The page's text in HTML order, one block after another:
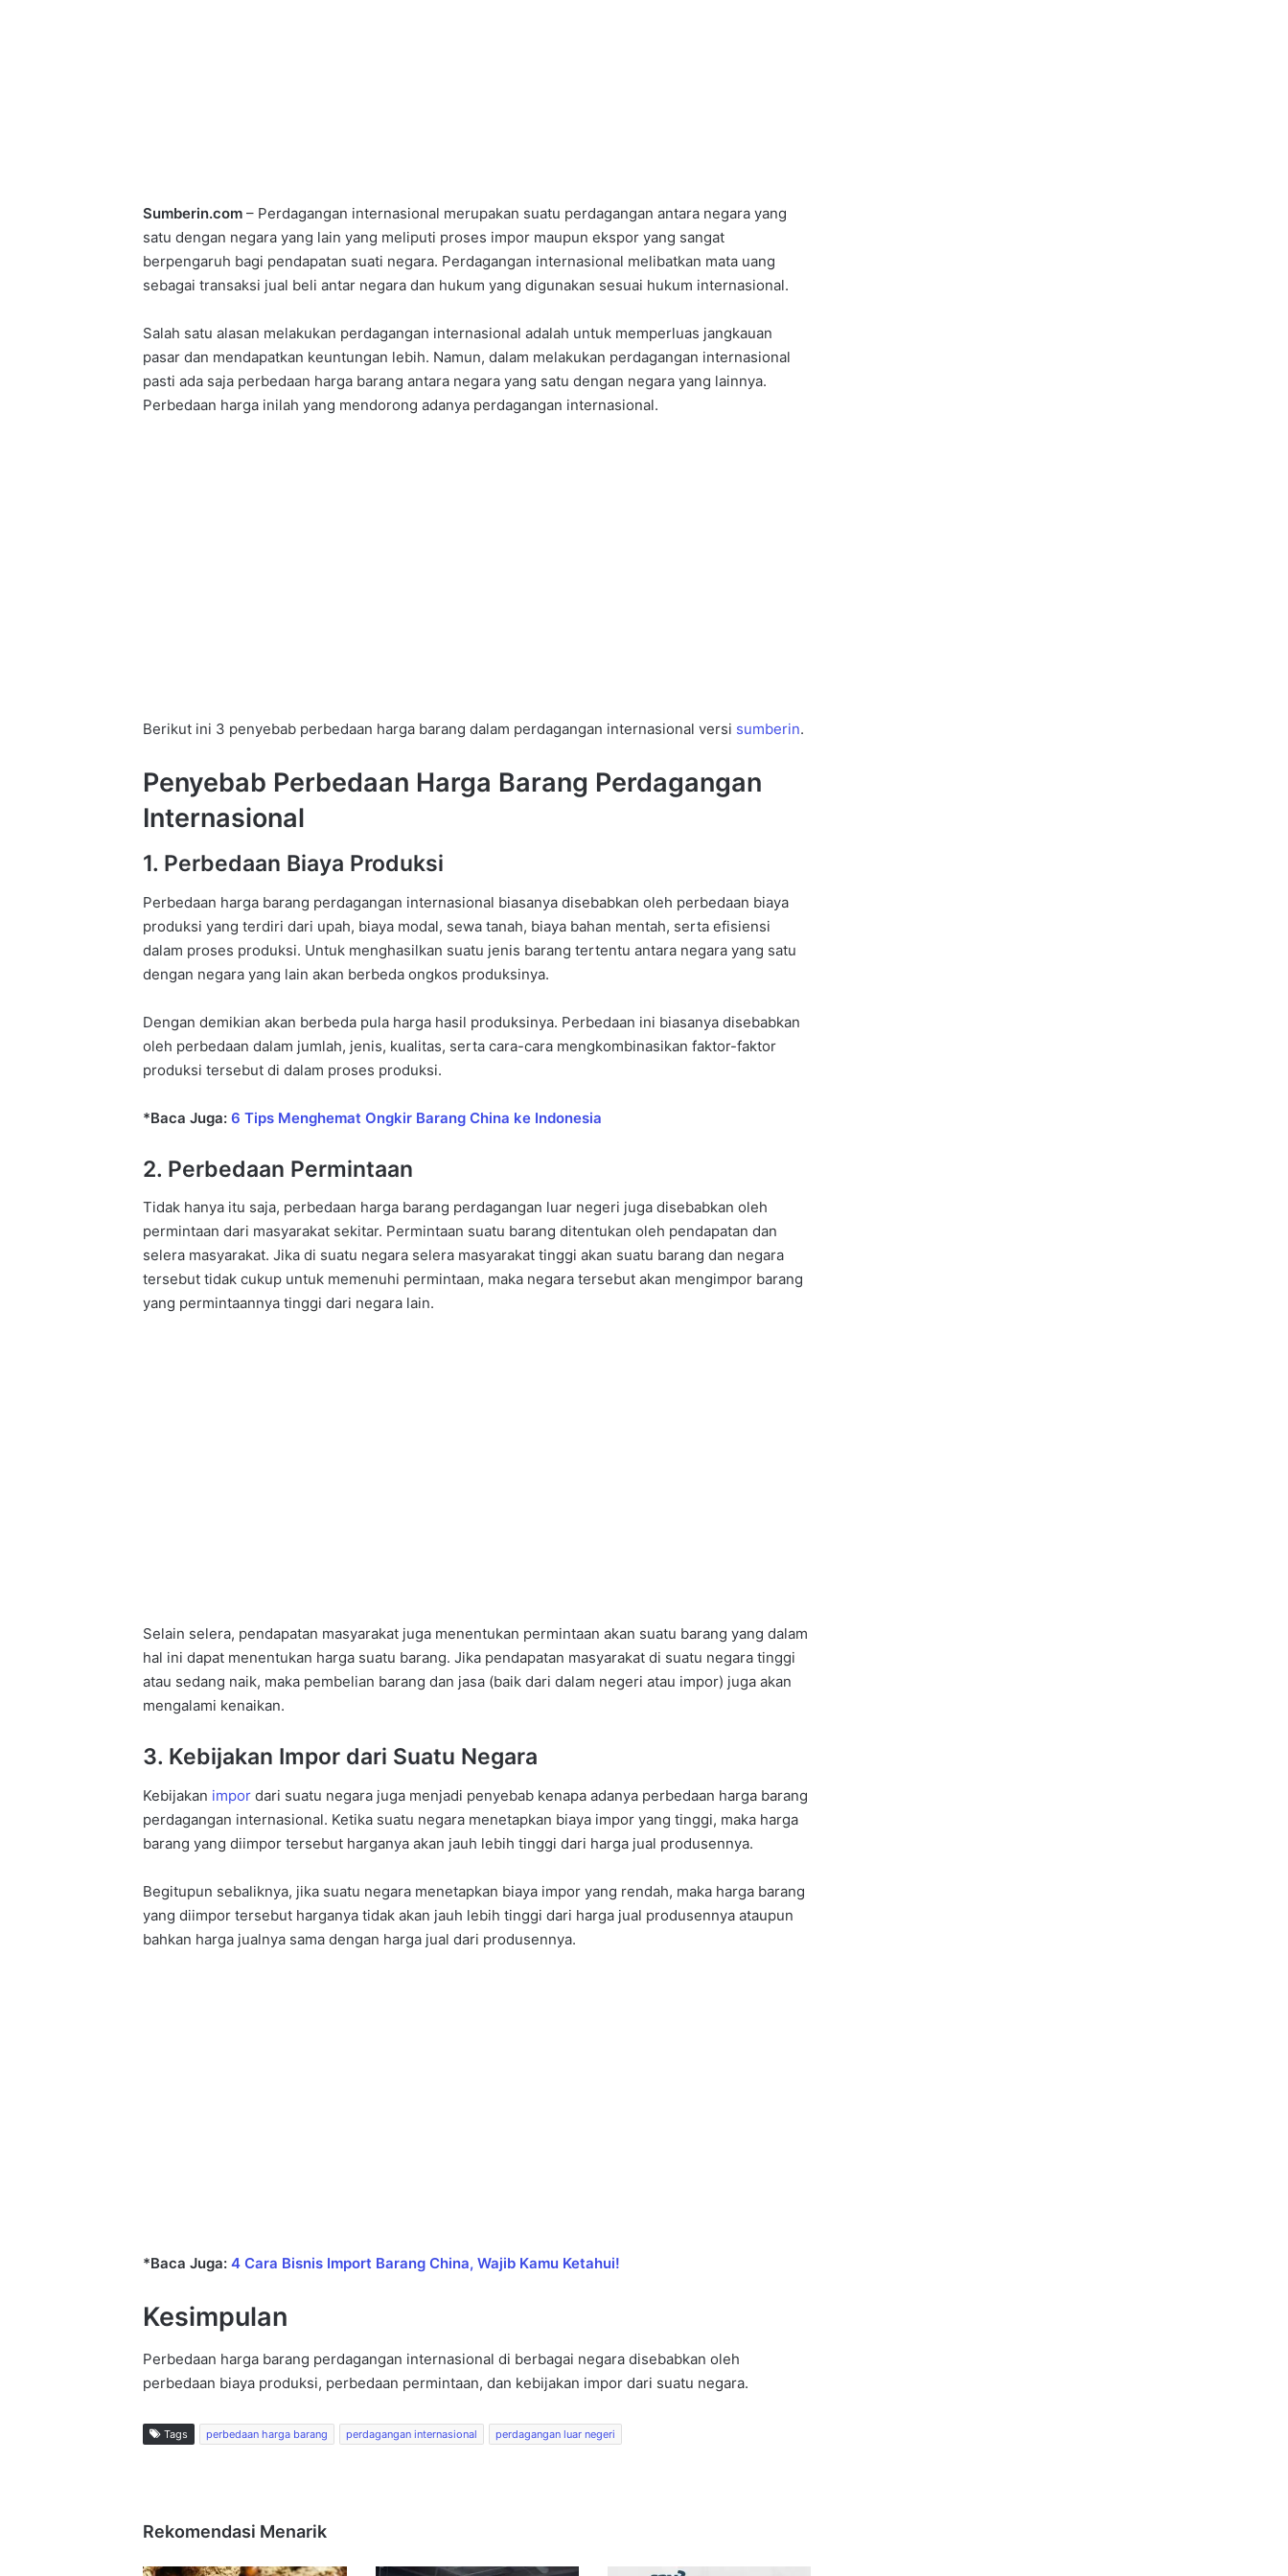
Sumberin.com – Perdagangan internasional merupakan suatu perdagangan antara negara yang
satu dengan negara yang lain yang meliputi proses impor maupun ekspor yang sangat
berpengaruh bagi pendapatan suati negara. Perdagangan internasional melibatkan mata uang
sebagai transaksi jual beli antar negara dan hukum yang digunakan sesuai hukum internasional.
Salah satu alasan melakukan perdagangan internasional adalah untuk memperluas jangkauan
pasar dan mendapatkan keuntungan lebih. Namun, dalam melakukan perdagangan internasional
pasti ada saja perbedaan harga barang antara negara yang satu dengan negara yang lainnya.
Perbedaan harga inilah yang mendorong adanya perdagangan internasional.
Berikut ini 3 penyebab perbedaan harga barang dalam perdagangan internasional versi sumberin.
Penyebab Perbedaan Harga Barang Perdagangan
Internasional
1. Perbedaan Biaya Produksi
Perbedaan harga barang perdagangan internasional biasanya disebabkan oleh perbedaan biaya
produksi yang terdiri dari upah, biaya modal, sewa tanah, biaya bahan mentah, serta efisiensi
dalam proses produksi. Untuk menghasilkan suatu jenis barang tertentu antara negara yang satu
dengan negara yang lain akan berbeda ongkos produksinya.
Dengan demikian akan berbeda pula harga hasil produksinya. Perbedaan ini biasanya disebabkan
oleh perbedaan dalam jumlah, jenis, kualitas, serta cara-cara mengkombinasikan faktor-faktor
produksi tersebut di dalam proses produksi.
*Baca Juga:6 Tips Menghemat Ongkir Barang China ke Indonesia
2. Perbedaan Permintaan
Tidak hanya itu saja, perbedaan harga barang perdagangan luar negeri juga disebabkan oleh
permintaan dari masyarakat sekitar. Permintaan suatu barang ditentukan oleh pendapatan dan
selera masyarakat. Jika di suatu negara selera masyarakat tinggi akan suatu barang dan negara
tersebut tidak cukup untuk memenuhi permintaan, maka negara tersebut akan mengimpor barang
yang permintaannya tinggi dari negara lain.
Selain selera, pendapatan masyarakat juga menentukan permintaan akan suatu barang yang dalam
hal ini dapat menentukan harga suatu barang. Jika pendapatan masyarakat di suatu negara tinggi
atau sedang naik, maka pembelian barang dan jasa (baik dari dalam negeri atau impor) juga akan
mengalami kenaikan.
3. Kebijakan Impor dari Suatu Negara
Kebijakan impor dari suatu negara juga menjadi penyebab kenapa adanya perbedaan harga barang
perdagangan internasional. Ketika suatu negara menetapkan biaya impor yang tinggi, maka harga
barang yang diimpor tersebut harganya akan jauh lebih tinggi dari harga jual produsennya.
Begitupun sebaliknya, jika suatu negara menetapkan biaya impor yang rendah, maka harga barang
yang diimpor tersebut harganya tidak akan jauh lebih tinggi dari harga jual produsennya ataupun
bahkan harga jualnya sama dengan harga jual dari produsennya.
*Baca Juga:4 Cara Bisnis Import Barang China, Wajib Kamu Ketahui!
Kesimpulan
Perbedaan harga barang perdagangan internasional di berbagai negara disebabkan oleh
perbedaan biaya produksi, perbedaan permintaan, dan kebijakan impor dari suatu negara.
Tags perbedaan harga barang perdagangan internasional perdagangan luar negeri
Rekomendasi Menarik